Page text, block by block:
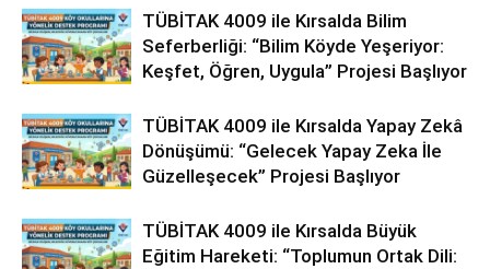
TÜBİTAK 4009 ile Kırsalda Bilim
Seferberliği: “Bilim Köyde Yeşeriyor:
Keşfet, Öğren, Uygula” Projesi Başlıyor
TÜBİTAK 4009 ile Kırsalda Yapay Zekâ
Dönüşümü: “Gelecek Yapay Zeka İle
Güzelleşecek” Projesi Başlıyor
TÜBİTAK 4009 ile Kırsalda Büyük
Eğitim Hareketi: “Toplumun Ortak Dili: